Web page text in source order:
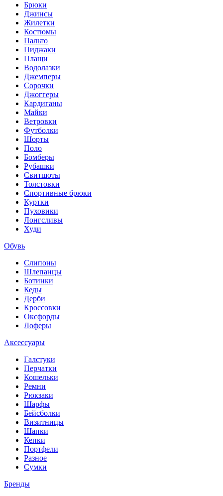
Брюки
Джинсы
Жилетки
Костюмы
Пальто
Пиджаки
Плащи
Водолазки
Джемперы
Сорочки
Джоггеры
Кардиганы
Майки
Ветровки
Футболки
Шорты
Поло
Бомберы
Рубашки
Свитшоты
Толстовки
Спортивные брюки
Куртки
Пуховики
Лонгсливы
Худи
Обувь
Слипоны
Шлепанцы
Ботинки
Кеды
Дерби
Кроссовки
Оксфорды
Лоферы
Аксессуары
Галстуки
Перчатки
Кошельки
Ремни
Рюкзаки
Шарфы
Бейсболки
Визитницы
Шапки
Кепки
Портфели
Разное
Сумки
Бренды